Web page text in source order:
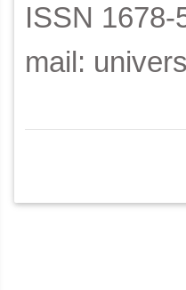
ISSN
mail: